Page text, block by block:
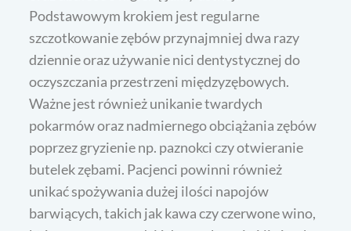
Podstawowym krokiem jest regularne
szczotkowanie zębów przynajmniej dwa razy
dziennie oraz używanie nici dentystycznej do
oczyszczania przestrzeni międzyzębowych.
Ważne jest również unikanie twardych
pokarmów oraz nadmiernego obciążania zębów
poprzez gryzienie np. paznokci czy otwieranie
butelek zębami. Pacjenci powinni również
unikać spożywania dużej ilości napojów
barwiących, takich jak kawa czy czerwone wino,